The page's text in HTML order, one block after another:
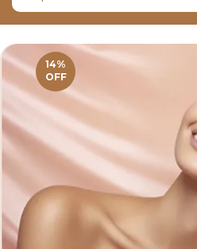
14%
OFF